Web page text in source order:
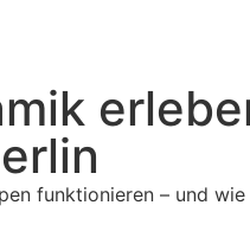
funktionieren – und